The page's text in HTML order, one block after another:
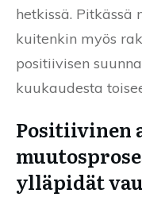
hetkissä. Pitkässä
kuitenkin myös
positiivisen
kuukaudesta
Positiivinen
ylläpidät